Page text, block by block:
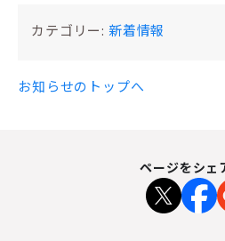
カテゴリー: 新着情報
お知らせのトップへ
ページをシェ